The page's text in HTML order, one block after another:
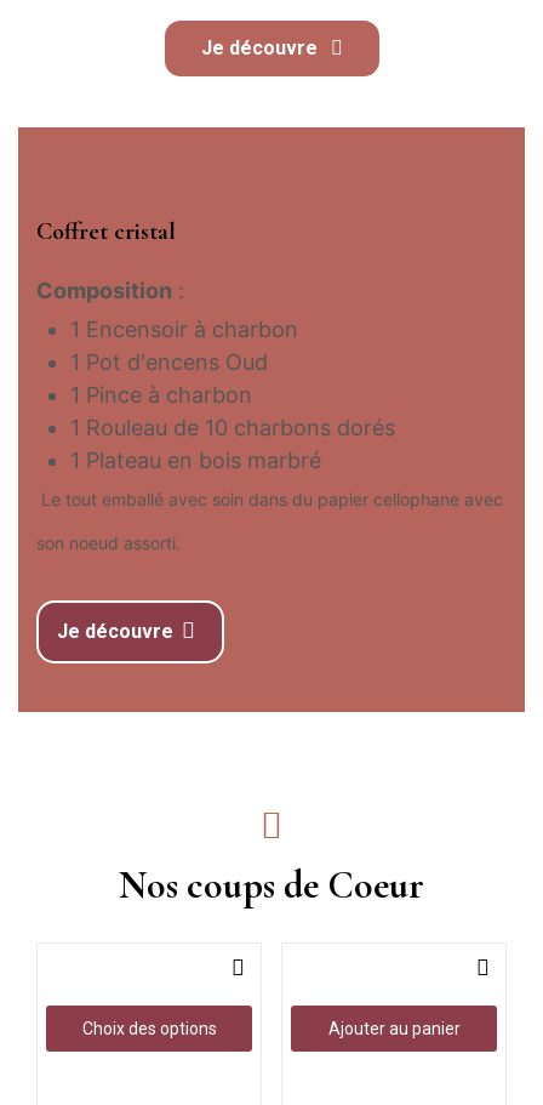
Je découvre
Coffret cristal
Composition :
1 Encensoir à charbon
1 Pot d'encens Oud
1 Pince à charbon
1 Rouleau de 10 charbons dorés
1 Plateau en bois marbré
Le tout emballé avec soin dans du papier cellophane avec
son noeud assorti.
Je découvre
Nos coups de Coeur
Choix des options Ajouter au panier